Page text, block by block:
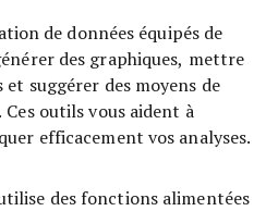
de données équipés de
des graphiques, mettre
suggérer des moyens de
outils vous aident à
efficacement vos analyses.
des fonctions alimentées